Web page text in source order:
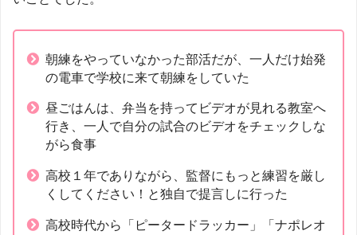
朝練をやっていなかった部活だが、一人だけ始発
の電車で学校に来て朝練をしていた
昼ごはんは、弁当を持ってビデオが見れる教室へ
行き、一人で自分の試合のビデオをチェックしな
がら食事
高校１年でありながら、監督にもっと練習を厳し
くしてください！と独自で提言しに行った
高校時代から「ピータードラッカー」「ナポレオ